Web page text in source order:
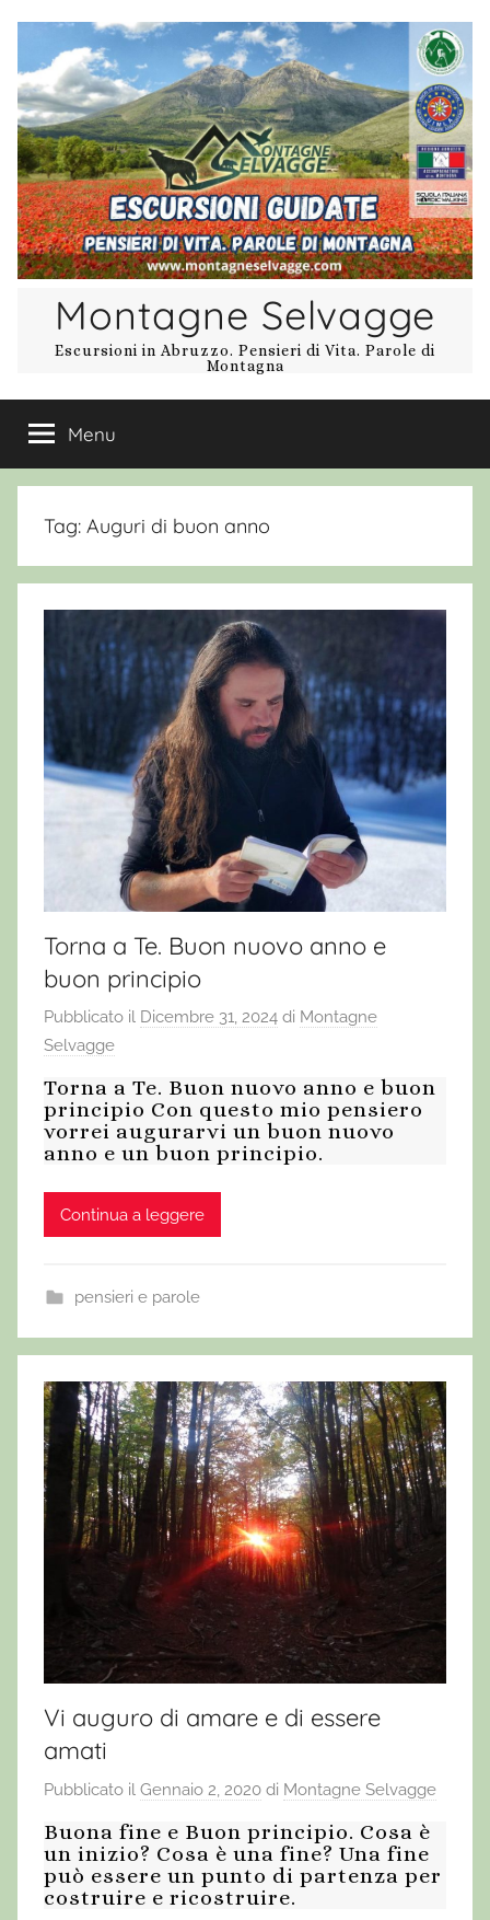
contenuto
Montagne Selvagge
Escursioni in Abruzzo. Pensieri di Vita. Parole di
Montagna
Menu
Tag: Auguri di buon anno
Torna a Te. Buon nuovo anno e
buon principio
Pubblicato il Dicembre 31, 2024 di Montagne
Selvagge
Torna a Te. Buon nuovo anno e buon
principio Con questo mio pensiero
vorrei augurarvi un buon nuovo
anno e un buon principio.
Continua a leggere
pensieri e parole
Vi auguro di amare e di essere
amati
Pubblicato il Gennaio 2, 2020 di Montagne Selvagge
Buona fine e Buon principio. Cosa è
un inizio? Cosa è una fine? Una fine
può essere un punto di partenza per
costruire e ricostruire.